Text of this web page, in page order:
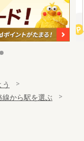
う
線から駅を選ぶ